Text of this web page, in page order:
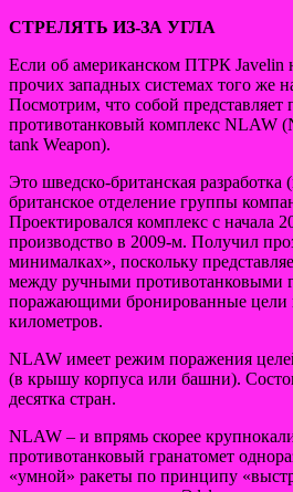
СТРЕЛЯТЬ ИЗ-ЗА УГЛА
Если об американском ПТРК Javelin
прочих западных системах того же
Посмотрим, что собой представляет
противотанковый комплекс NLAW
tank Weapon).
Это шведско-британская
британское отделение группы
Проектировался комплекс с начала
производство в 2009-м. Получил
минималках», поскольку
между ручными противотанковыми
поражающими бронированные цели
километров.
NLAW имеет режим поражения
(в крышу корпуса или башни).
десятка стран.
NLAW – и впрямь скорее
противотанковый гранатомет
«умной» ракеты по принципу